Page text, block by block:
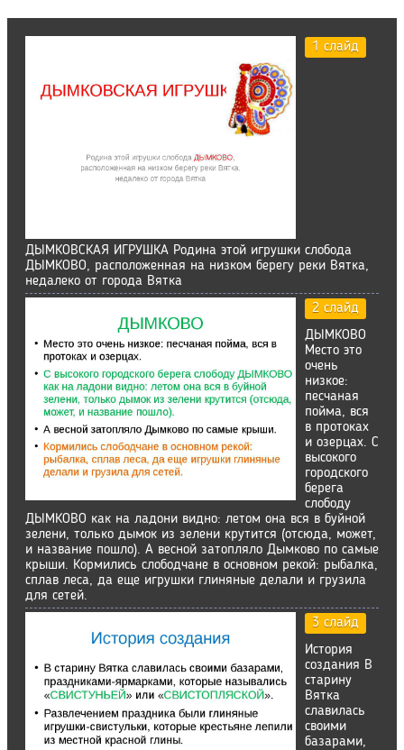
1 слайд
ДЫМКОВСКАЯ ИГРУШКА Родина этой игрушки слобода
ДЫМКОВО, расположенная на низком берегу реки Вятка,
недалеко от города Вятка
2 слайд
ДЫМКОВО
Место это
очень
низкое:
песчаная
пойма, вся
в протоках
и озерцах. С
высокого
городского
берега
слободу
ДЫМКОВО как на ладони видно: летом она вся в буйной
зелени, только дымок из зелени крутится (отсюда, может,
и название пошло). А весной затопляло Дымково по самые
крыши. Кормились слободчане в основном рекой: рыбалка,
сплав леса, да еще игрушки глиняные делали и грузила
для сетей.
3 слайд
История
создания В
старину
Вятка
славилась
своими
базарами,